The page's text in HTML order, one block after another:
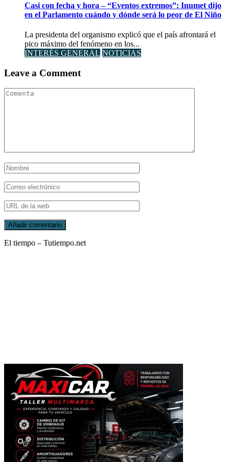
Casi con fecha y hora – “Eventos extremos”: Inumet dijo
en el Parlamento cuándo y dónde será lo peor de El Niño
La presidenta del organismo explicó que el país afrontará el
pico máximo del fenómeno en los...
INTERÉS GENERAL NOTICIAS
Leave a Comment
El tiempo – Tutiempo.net